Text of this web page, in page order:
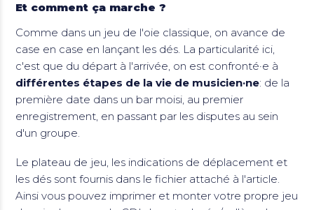
Et comment ça marche ?
Comme dans un jeu de l'oie classique, on avance de
case en case en lançant les dés. La particularité ici,
c'est que du départ à l'arrivée, on est confronté·e à
différentes étapes de la vie de musicien·ne: de la
première date dans un bar moisi, au premier
enregistrement, en passant par les disputes au sein
d'un groupe.
Le plateau de jeu, les indications de déplacement et
les dés sont fournis dans le fichier attaché à l'article.
Ainsi vous pouvez imprimer et monter votre propre jeu